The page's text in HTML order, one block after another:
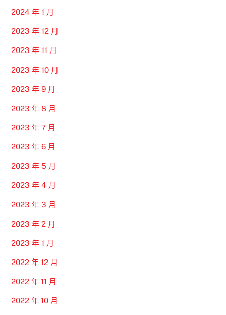
2024 年 1 月
2023 年 12 月
2023 年 11 月
2023 年 10 月
2023 年 9 月
2023 年 8 月
2023 年 7 月
2023 年 6 月
2023 年 5 月
2023 年 4 月
2023 年 3 月
2023 年 2 月
2023 年 1 月
2022 年 12 月
2022 年 11 月
2022 年 10 月